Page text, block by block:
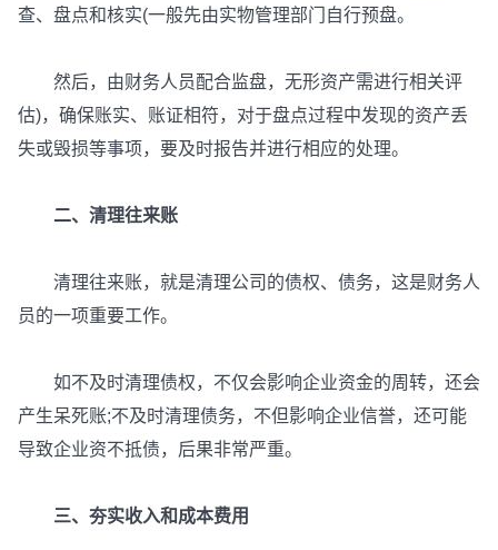
查、盘点和核实(一般先由实物管理部门自行预盘。
然后，由财务人员配合监盘，无形资产需进行相关评
估)，确保账实、账证相符，对于盘点过程中发现的资产丢
失或毁损等事项，要及时报告并进行相应的处理。
二、清理往来账
清理往来账，就是清理公司的债权、债务，这是财务人
员的一项重要工作。
如不及时清理债权，不仅会影响企业资金的周转，还会
产生呆死账;不及时清理债务，不但影响企业信誉，还可能
导致企业资不抵债，后果非常严重。
三、夯实收入和成本费用